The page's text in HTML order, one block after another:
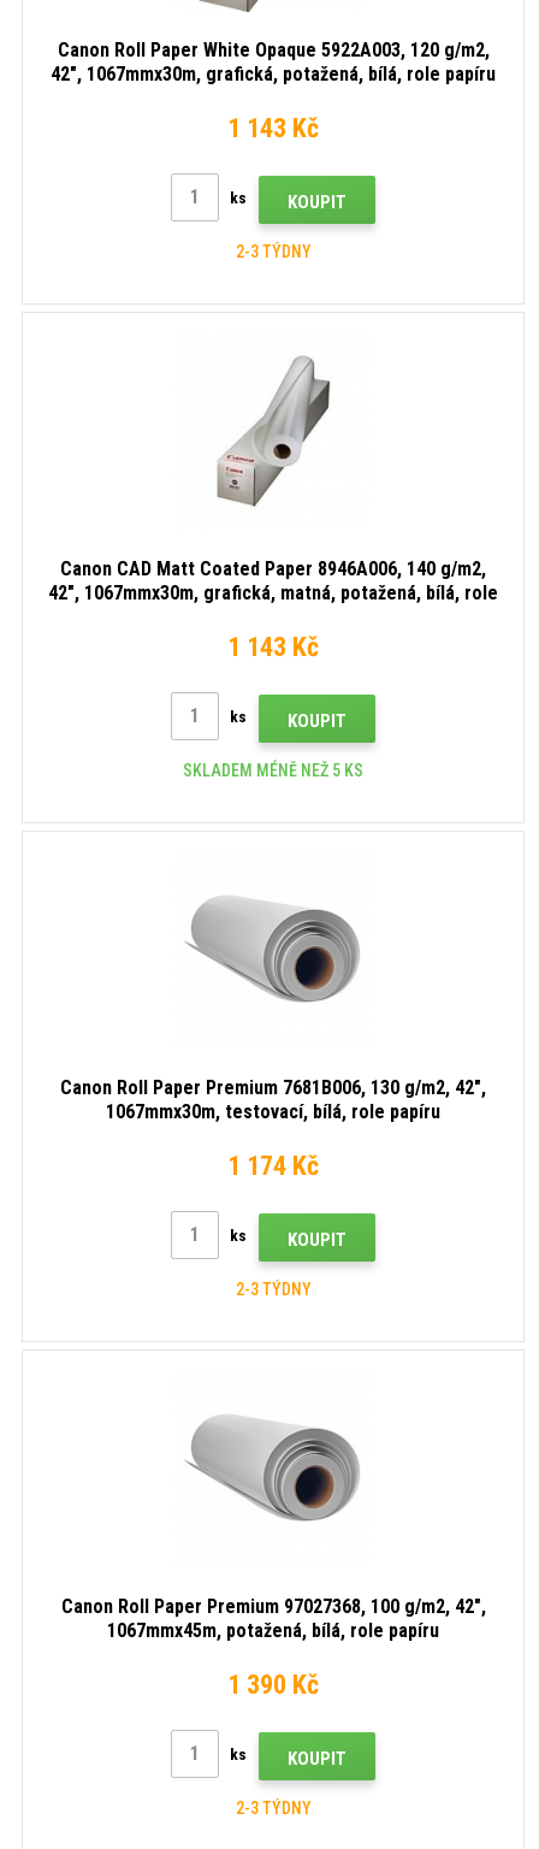
Canon Roll Paper White Opaque 5922A003, 120 g/m2,
42", 1067mmx30m, grafická, potažená, bílá, role papíru
1 143 Kč
ks KOUPIT
2-3 TÝDNY
Canon CAD Matt Coated Paper 8946A006, 140 g/m2,
42", 1067mmx30m, grafická, matná, potažená, bílá, role
1 143 Kč
ks KOUPIT
SKLADEM MÉNĚ NEŽ 5 KS
Canon Roll Paper Premium 7681B006, 130 g/m2, 42",
1067mmx30m, testovací, bílá, role papíru
1 174 Kč
ks KOUPIT
2-3 TÝDNY
Canon Roll Paper Premium 97027368, 100 g/m2, 42",
1067mmx45m, potažená, bílá, role papíru
1 390 Kč
ks KOUPIT
2-3 TÝDNY